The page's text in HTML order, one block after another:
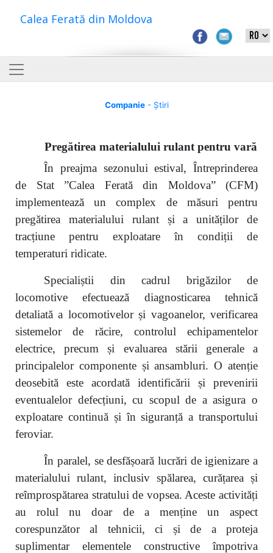
Calea Ferată din Moldova
Companie- Știri
Pregătirea materialului rulant pentru vară
În preajma sezonului estival, Întreprinderea
de Stat ”Calea Ferată din Moldova” (CFM)
implementează un complex de măsuri pentru
pregătirea materialului rulant și a unităților de
tracțiune pentru exploatare în condiții de
temperaturi ridicate.
Specialiștii din cadrul brigăzilor de
locomotive efectuează diagnosticarea tehnică
detaliată a locomotivelor și vagoanelor, verificarea
sistemelor de răcire, controlul echipamentelor
electrice, precum și evaluarea stării generale a
principalelor componente și ansambluri. O atenție
deosebită este acordată identificării și prevenirii
eventualelor defecțiuni, cu scopul de a asigura o
exploatare continuă și în siguranță a transportului
feroviar.
În paralel, se desfășoară lucrări de igienizare a
materialului rulant, inclusiv spălarea, curățarea și
reîmprospătarea stratului de vopsea. Aceste activități
au rolul nu doar de a menține un aspect
corespunzător al tehnicii, ci și de a proteja
suplimentar elementele constructive împotriva